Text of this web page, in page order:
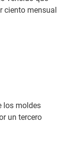
ciento mensual
los moldes
un tercero